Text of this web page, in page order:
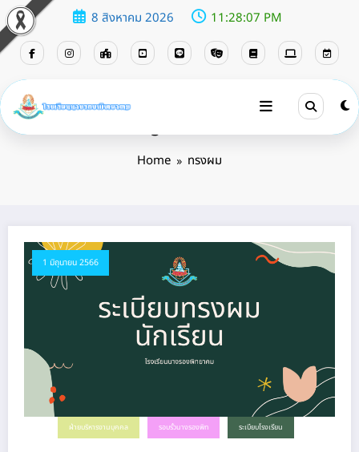
8 สิงหาคม 2026 11:28:08 PM
Home ทรงผม
1 มิถุนายน 2566
ฝ่ายบริหารงานบุคคล รอบรั้วนางรองพิท ระเบียบโรงเรียน